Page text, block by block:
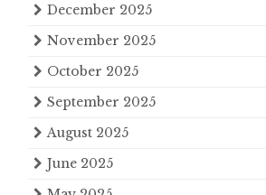
December 2025
November 2025
October 2025
September 2025
August 2025
June 2025